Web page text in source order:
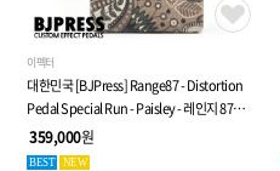
이펙터
대한민국 [BJPress] Range87 - Distortion
Pedal Special Run - Paisley - 레인지 87
디스토션 페달
359,000원
BEST NEW